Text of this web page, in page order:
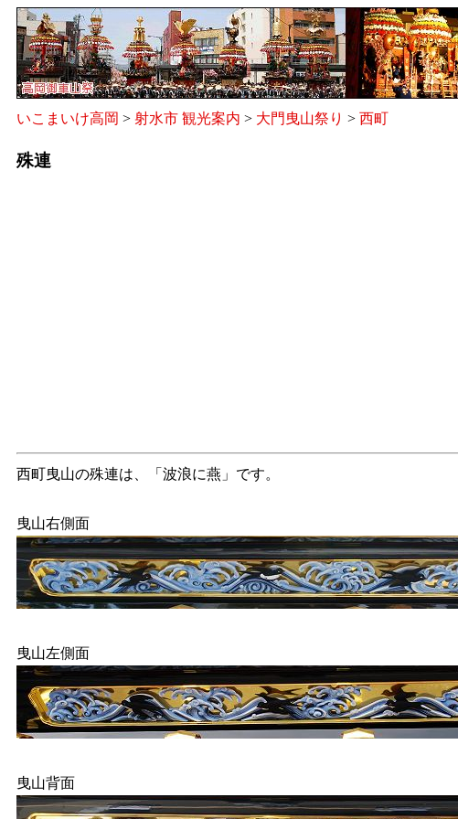
いこまいけ高岡 > 射水市 観光案内 > 大門曳山祭り > 西町
殊連
西町曳山の殊連は、「波浪に燕」です。
曳山右側面
曳山左側面
曳山背面